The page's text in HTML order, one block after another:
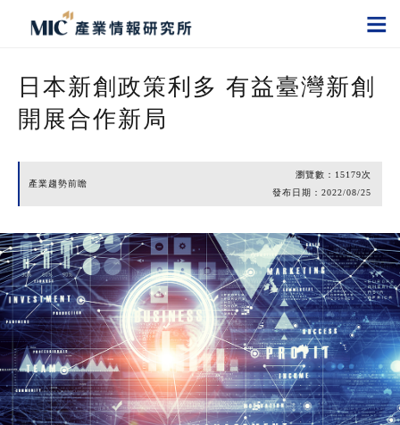
日本新創政策利多 有益臺灣新創
開展合作新局
產業趨勢前瞻
瀏覽數： 15179次
發布日期： 2022/08/25